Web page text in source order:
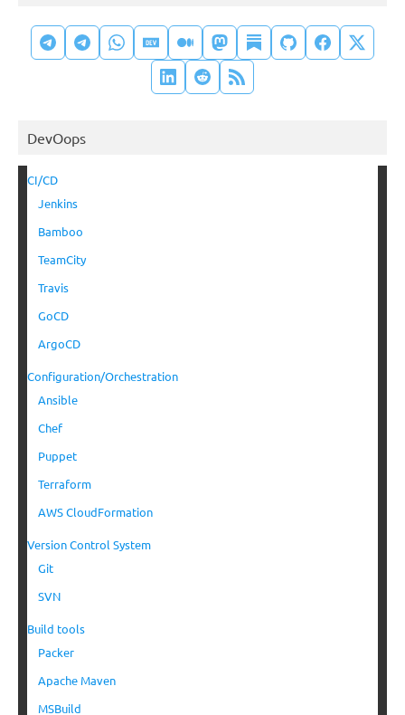
DevOops
CI/CD
Jenkins
Bamboo
TeamCity
Travis
GoCD
ArgoCD
Configuration/Orchestration
Ansible
Chef
Puppet
Terraform
AWS CloudFormation
Version Control System
Git
SVN
Build tools
Packer
Apache Maven
MSBuild